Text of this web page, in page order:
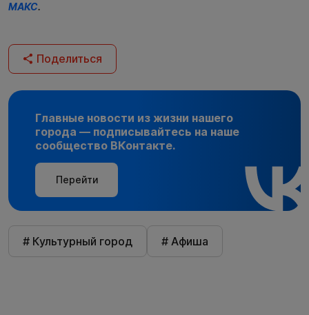
МАКС.
Поделиться
Главные новости из жизни нашего
города — подписывайтесь на наше
сообщество ВКонтакте.
Перейти
# Культурный город # Афиша